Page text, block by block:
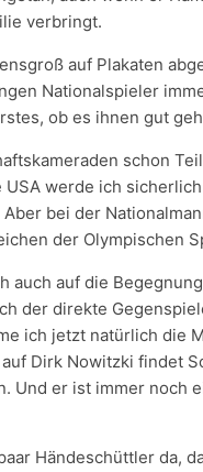
verbringt.
auf Plakaten
Nationalspieler
ob es ihnen gut
schon
USA werde ich
bei der
der Olympischen
auch auf die
der direkte
ich jetzt natürlich die
Dirk Nowitzki findet
Und er ist immer noch
Händeschüttler da,